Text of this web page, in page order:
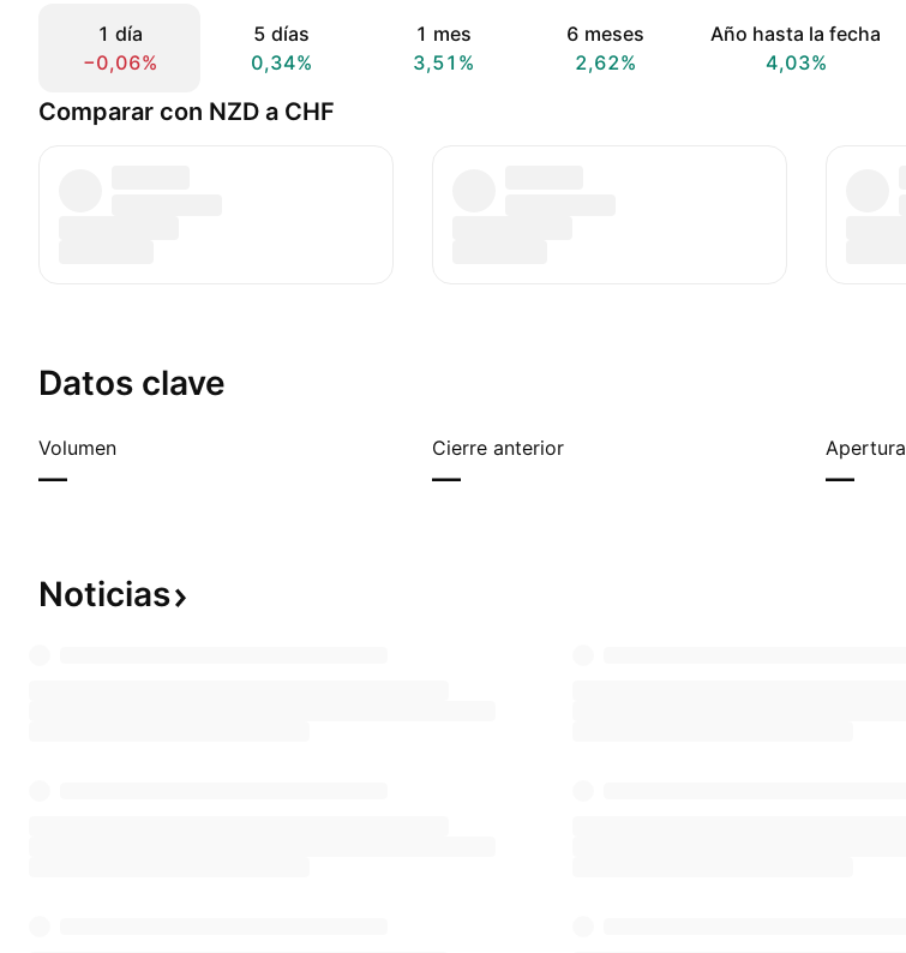
1 día
−0,06%
5 días
0,34%
1 mes
3,51%
6 meses
2,62%
Año hasta la fecha
4,03%
Comparar con NZD a CHF
Datos clave
Volumen
—
Cierre anterior
—
Apertura
—
Noticias